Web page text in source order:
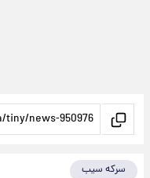
سرکه سیب